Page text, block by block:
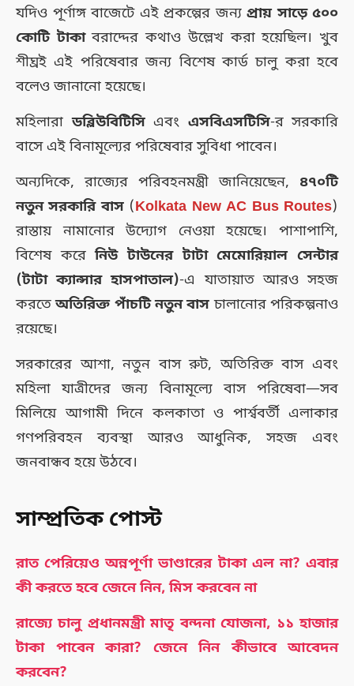
যদিও পূর্ণাঙ্গ বাজেটে এই প্রকল্পের জন্য প্রায় সাড়ে ৫০০
কোটি টাকাবরাদ্দের কথাও উল্লেখ করা হয়েছিল। খুব
শীঘ্রই এই পরিষেবার জন্য বিশেষ কার্ড চালু করা হবে
বলেও জানানো হয়েছে।
মহিলারাডব্লিউবিটিসিএবং এসবিএসটিসি-র সরকারি
বাসে এই বিনামূল্যের পরিষেবার সুবিধা পাবেন।
অন্যদিকে, রাজ্যের পরিবহনমন্ত্রী জানিয়েছেন, ৪৭০টি
নতুন সরকারি বাস(Kolkata New AC Bus Routes)
রাস্তায় নামানোর উদ্যোগ নেওয়া হয়েছে। পাশাপাশি,
বিশেষ করেনিউ টাউনের টাটা মেমোরিয়াল সেন্টার
(টাটা ক্যান্সার হাসপাতাল)-এ যাতায়াত আরও সহজ
করতেঅতিরিক্ত পাঁচটি নতুন বাস চালানোর পরিকল্পনাও
রয়েছে।
সরকারের আশা, নতুন বাস রুট, অতিরিক্ত বাস এবং
মহিলা যাত্রীদের জন্য বিনামূল্যে বাস পরিষেবা—সব
মিলিয়ে আগামী দিনে কলকাতা ও পার্শ্ববর্তী এলাকার
গণপরিবহন ব্যবস্থা আরও আধুনিক, সহজ এবং
জনবান্ধব হয়ে উঠবে।
সাম্প্রতিক পোস্ট
রাত পেরিয়েও অন্নপূর্ণা ভাণ্ডারের টাকা এল না? এবার
কী করতে হবে জেনে নিন, মিস করবেন না
রাজ্যে চালু প্রধানমন্ত্রী মাতৃ বন্দনা যোজনা, ১১ হাজার
টাকা পাবেন কারা? জেনে নিন কীভাবে আবেদন
করবেন?